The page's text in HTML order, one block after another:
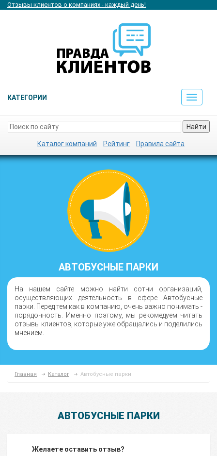
Отзывы клиентов о компаниях - каждый день!
КАТЕГОРИИ
Toggle
Найти
Каталог компаний Рейтинг Правила сайта
АВТОБУСНЫЕ ПАРКИ
На нашем сайте можно найти сотни организаций,
осуществляющих деятельность в сфере Автобусные
парки. Перед тем как в компанию, очень важно понимать -
порядочность. Именно поэтому, мы рекомедуем читать
отзывы клиентов, которые уже обращались и поделились
мнением.
Главная Каталог Автобусные парки
АВТОБУСНЫЕ ПАРКИ
Желаете оставить отзыв?